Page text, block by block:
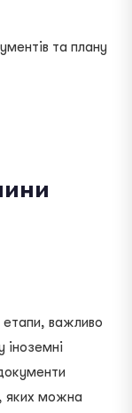
та плану
етапи, важливо
яких можна